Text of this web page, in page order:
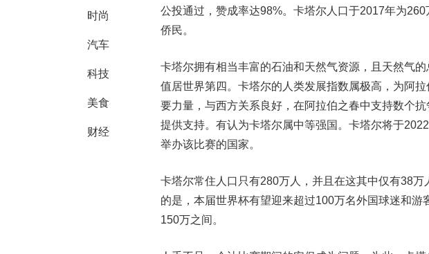
时尚
汽车
科技
美食
财经
公投通过，赞成率达98%。卡塔尔人口于2017年为
侨民。
卡塔尔拥有相当丰富的石油和天然气资源，且天然气
值居世界第四。卡塔尔的人类发展指数属极高，为阿
要力量，与西方关系良好，在阿拉伯之春中支持数个
提供支持。有认为卡塔尔属中等强国。卡塔尔将于
举办该比赛的国家。
卡塔尔常住人口只有280万人，并且在这其中仅有38
的是，本届世界杯有望迎来超过100万名外国球迷和
150万之间。